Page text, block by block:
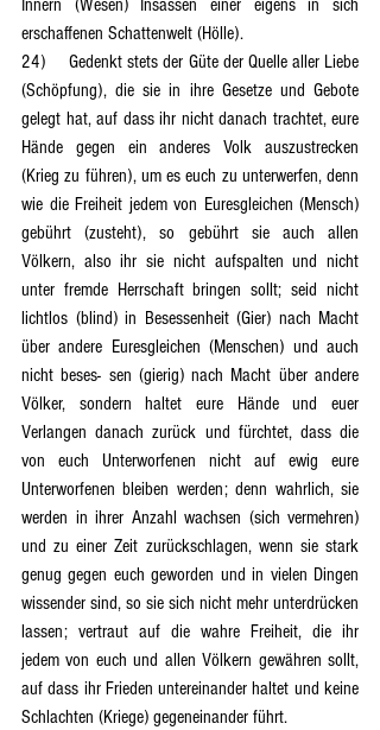
Innern (Wesen) Insassen einer eigens in sich
erschaffenen Schattenwelt (Hölle).
24)	Gedenkt stets der Güte der Quelle aller Liebe
(Schöpfung), die sie in ihre Gesetze und Gebote
gelegt hat, auf dass ihr nicht danach trachtet, eure
Hände gegen ein anderes Volk auszustrecken
(Krieg zu führen), um es euch zu unterwerfen, denn
wie die Freiheit jedem von Euresgleichen (Mensch)
gebührt (zusteht), so gebührt sie auch allen
Völkern, also ihr sie nicht aufspalten und nicht
unter fremde Herrschaft bringen sollt; seid nicht
lichtlos (blind) in Besessenheit (Gier) nach Macht
über andere Euresgleichen (Menschen) und auch
nicht beses- sen (gierig) nach Macht über andere
Völker, sondern haltet eure Hände und euer
Verlangen danach zurück und fürchtet, dass die
von euch Unterworfenen nicht auf ewig eure
Unterworfenen bleiben werden; denn wahrlich, sie
werden in ihrer Anzahl wachsen (sich vermehren)
und zu einer Zeit zurückschlagen, wenn sie stark
genug gegen euch geworden und in vielen Dingen
wissender sind, so sie sich nicht mehr unterdrücken
lassen; vertraut auf die wahre Freiheit, die ihr
jedem von euch und allen Völkern gewähren sollt,
auf dass ihr Frieden untereinander haltet und keine
Schlachten (Kriege) gegeneinander führt.